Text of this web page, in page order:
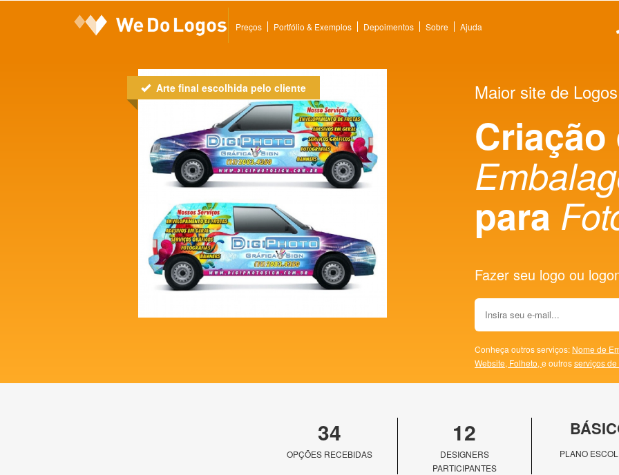
Preços Portfólio & Exemplos Depoimentos Sobre Ajuda
Arte final escolhida pelo cliente Maior site de
Criação
para
Fazer seu logo ou
Conheça outros serviços: Nome de
Website, Folheto, e outrosserviços
34
OPÇÕES RECEBIDAS
12
DESIGNERS
PARTICIPANTES
PLANO